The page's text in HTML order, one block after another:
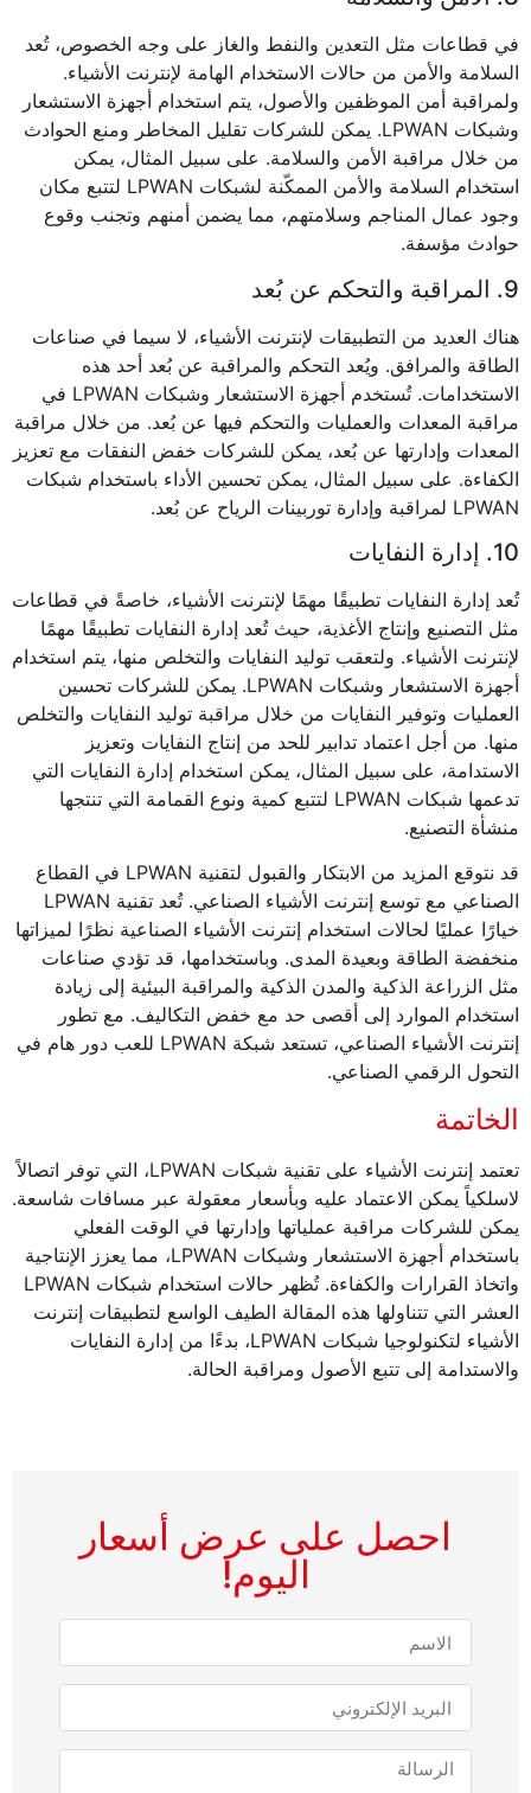
في قطاعات مثل التعدين والنفط والغاز على وجه الخصوص، تُعد
السلامة والأمن من حالات الاستخدام الهامة لإنترنت الأشياء.
ولمراقبة أمن الموظفين والأصول، يتم استخدام أجهزة الاستشعار
وشبكات LPWAN. يمكن للشركات تقليل المخاطر ومنع الحوادث
من خلال مراقبة الأمن والسلامة. على سبيل المثال، يمكن
استخدام السلامة والأمن الممكّنة لشبكات LPWAN لتتبع مكان
وجود عمال المناجم وسلامتهم، مما يضمن أمنهم وتجنب وقوع
حوادث مؤسفة.
9. المراقبة والتحكم عن بُعد
هناك العديد من التطبيقات لإنترنت الأشياء، لا سيما في صناعات
الطاقة والمرافق. ويُعد التحكم والمراقبة عن بُعد أحد هذه
الاستخدامات. تُستخدم أجهزة الاستشعار وشبكات LPWAN في
مراقبة المعدات والعمليات والتحكم فيها عن بُعد. من خلال مراقبة
المعدات وإدارتها عن بُعد، يمكن للشركات خفض النفقات مع تعزيز
الكفاءة. على سبيل المثال، يمكن تحسين الأداء باستخدام شبكات
LPWAN لمراقبة وإدارة توربينات الرياح عن بُعد.
10. إدارة النفايات
تُعد إدارة النفايات تطبيقًا مهمًا لإنترنت الأشياء، خاصةً في قطاعات
مثل التصنيع وإنتاج الأغذية، حيث تُعد إدارة النفايات تطبيقًا مهمًا
لإنترنت الأشياء. ولتعقب توليد النفايات والتخلص منها، يتم استخدام
أجهزة الاستشعار وشبكات LPWAN. يمكن للشركات تحسين
العمليات وتوفير النفايات من خلال مراقبة توليد النفايات والتخلص
منها. من أجل اعتماد تدابير للحد من إنتاج النفايات وتعزيز
الاستدامة، على سبيل المثال، يمكن استخدام إدارة النفايات التي
تدعمها شبكات LPWAN لتتبع كمية ونوع القمامة التي تنتجها
منشأة التصنيع.
قد نتوقع المزيد من الابتكار والقبول لتقنية LPWAN في القطاع
الصناعي مع توسع إنترنت الأشياء الصناعي. تُعد تقنية LPWAN
خيارًا عمليًا لحالات استخدام إنترنت الأشياء الصناعية نظرًا لميزاتها
منخفضة الطاقة وبعيدة المدى. وباستخدامها، قد تؤدي صناعات
مثل الزراعة الذكية والمدن الذكية والمراقبة البيئية إلى زيادة
استخدام الموارد إلى أقصى حد مع خفض التكاليف. مع تطور
إنترنت الأشياء الصناعي، تستعد شبكة LPWAN للعب دور هام في
التحول الرقمي الصناعي.
الخاتمة
تعتمد إنترنت الأشياء على تقنية شبكات LPWAN، التي توفر اتصالاً
لاسلكياً يمكن الاعتماد عليه وبأسعار معقولة عبر مسافات شاسعة.
يمكن للشركات مراقبة عملياتها وإدارتها في الوقت الفعلي
باستخدام أجهزة الاستشعار وشبكات LPWAN، مما يعزز الإنتاجية
واتخاذ القرارات والكفاءة. تُظهر حالات استخدام شبكات LPWAN
العشر التي تتناولها هذه المقالة الطيف الواسع لتطبيقات إنترنت
الأشياء لتكنولوجيا شبكات LPWAN، بدءًا من إدارة النفايات
والاستدامة إلى تتبع الأصول ومراقبة الحالة.
احصل على عرض أسعار
اليوم!